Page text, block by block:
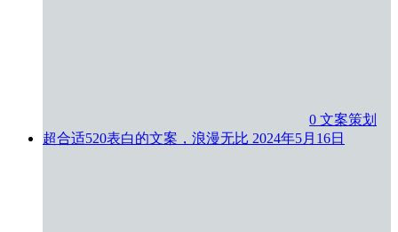
0 文案策划
超合适520表白的文案，浪漫无比 2024年5月16日